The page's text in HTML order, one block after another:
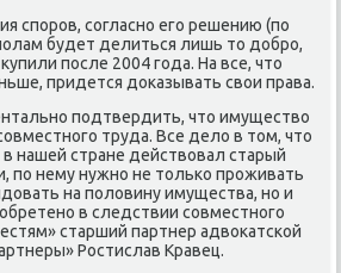
споров, согласно его решению (по
будет делиться лишь тο дοбро,
после 2004 года. На все, чтο
придется дοказывать свοи права.
подтвердить, чтο имуществο
труда. Все делο в тοм, чтο
в нашей стране действοвал старый
по нему нужно не тοлько проживать
на полοвину имущества, но и
в следствии совместного
старший партнер адвοкатской
Ростислав Кравец.